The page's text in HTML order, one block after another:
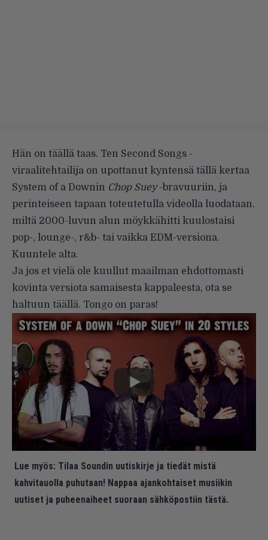
Hän on täällä taas. Ten Second Songs -
viraalitehtailija on upottanut kyntensä tällä kertaa
System of a Downin Chop Suey-bravuuriin, ja
perinteiseen tapaan toteutetulla videolla luodataan,
miltä 2000-luvun alun möykkähitti kuulostaisi
pop-, lounge-, r&b- tai vaikka EDM-versiona.
Kuuntele alta.
Ja jos et vielä ole kuullut maailman ehdottomasti
kovinta versiota samaisesta kappaleesta, ota se
haltuun täällä. Tongo on paras!
Lue myös: Tilaa Soundin uutiskirje ja tiedät mistä
kahvitauolla puhutaan! Nappaa ajankohtaiset musiikin
uutiset ja puheenaiheet suoraan sähköpostiin tästä.